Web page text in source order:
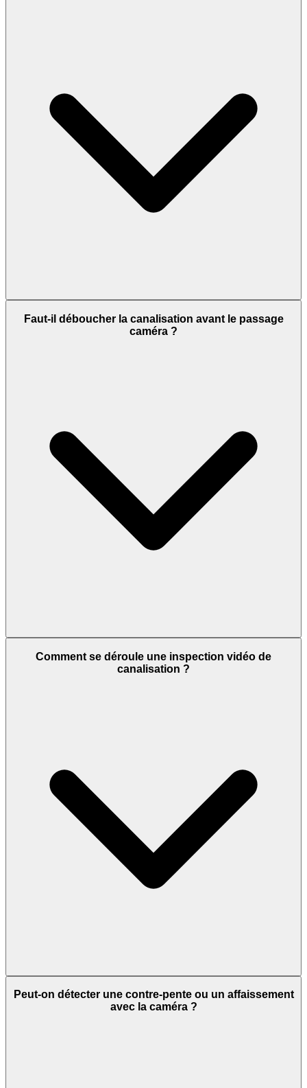
Faut-il déboucher la canalisation avant le passage
caméra ?
Comment se déroule une inspection vidéo de
canalisation ?
Peut-on détecter une contre-pente ou un affaissement
avec la caméra ?